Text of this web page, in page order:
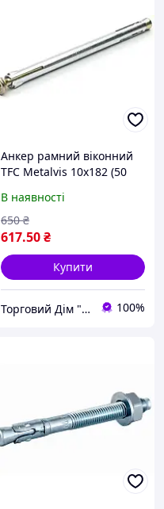
Анкер рамний віконний
TFC Metalvis 10х182 (50
В наявності
617.50₴
650 ₴
Купити
Торговий Дім "RZS" 100%